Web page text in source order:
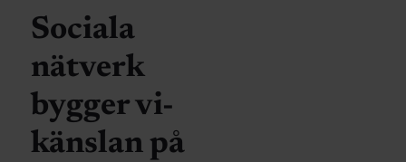
Sociala
nätverk
bygger vi-
känslan på